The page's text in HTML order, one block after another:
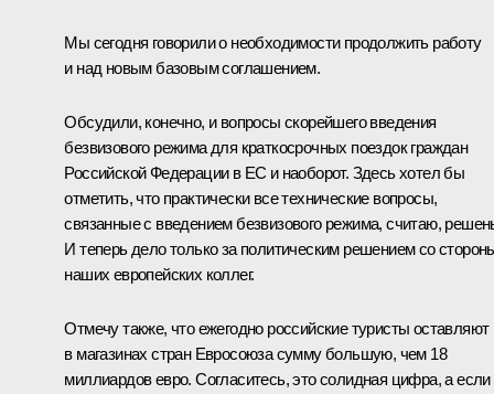
Мы сегодня говорили о необходимости продолжить работу
и над новым базовым соглашением.
Обсудили, конечно, и вопросы скорейшего введения
безвизового режима для краткосрочных поездок граждан
Российской Федерации в ЕС и наоборот. Здесь хотел бы
отметить, что практически все технические вопросы,
связанные с введением безвизового режима, считаю,
И теперь дело только за политическим решением со
наших европейских коллег.
Отмечу также, что ежегодно российские туристы оставляют
в магазинах стран Евросоюза сумму большую, чем 18
миллиардов евро. Согласитесь, это солидная цифра, а если